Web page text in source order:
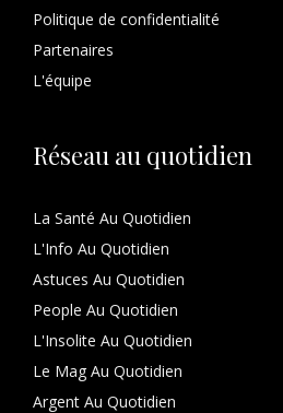
Politique de confidentialité
Partenaires
L'équipe
Réseau au quotidien
La Santé Au Quotidien
L'Info Au Quotidien
Astuces Au Quotidien
People Au Quotidien
L'Insolite Au Quotidien
Le Mag Au Quotidien
Argent Au Quotidien